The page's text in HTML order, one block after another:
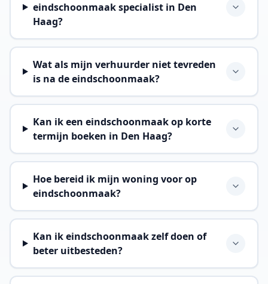
eindschoonmaak specialist in Den
Haag?
Wat als mijn verhuurder niet tevreden
is na de eindschoonmaak?
Kan ik een eindschoonmaak op korte
termijn boeken in Den Haag?
Hoe bereid ik mijn woning voor op
eindschoonmaak?
Kan ik eindschoonmaak zelf doen of
beter uitbesteden?